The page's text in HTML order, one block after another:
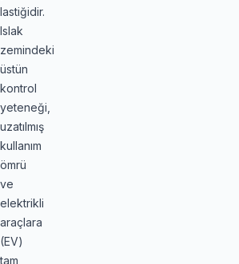
lastiğidir.
Islak
zemindeki
üstün
kontrol
yeteneği,
uzatılmış
kullanım
ömrü
ve
elektrikli
araçlara
(EV)
tam